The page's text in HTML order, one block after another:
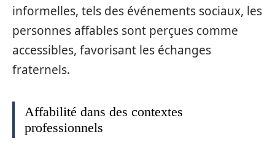
informelles, tels des événements sociaux, les
personnes affables sont perçues comme
accessibles, favorisant les échanges
fraternels.
Affabilité dans des contextes
professionnels